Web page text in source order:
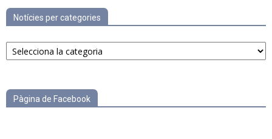
Notícies per categories
Notícies
per
Pàgina de Facebook